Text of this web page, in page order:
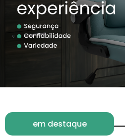
em destaque